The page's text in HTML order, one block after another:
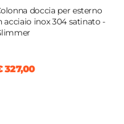
doccia per esterno
acciaio inox 304 satinato -
327,00